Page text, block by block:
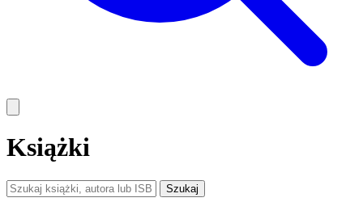
Książki
Szukaj